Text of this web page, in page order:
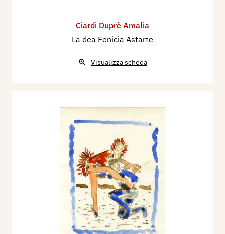
Ciardi Duprè Amalia
La dea Fenicia Astarte
Visualizza scheda